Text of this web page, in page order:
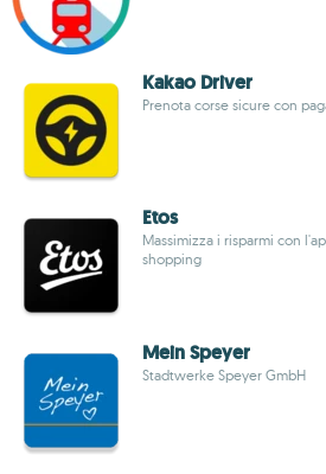
Kakao Driver
Prenota corse sicure con
Etos
Massimizza i risparmi con
shopping
Mein Speyer
Stadtwerke Speyer GmbH